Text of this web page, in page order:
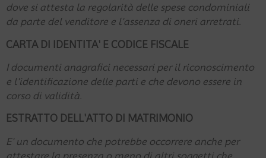
dove si attesta la regolarità delle spese condominiali
da parte del venditore e l'assenza di oneri arretrati.
CARTA DI IDENTITA' E CODICE FISCALE
I documenti anagrafici necessari per il riconoscimento
e l'identificazione delle parti e che devono essere in
corso di validità.
ESTRATTO DELL'ATTO DI MATRIMONIO
E' un documento che potrebbe occorrere anche per